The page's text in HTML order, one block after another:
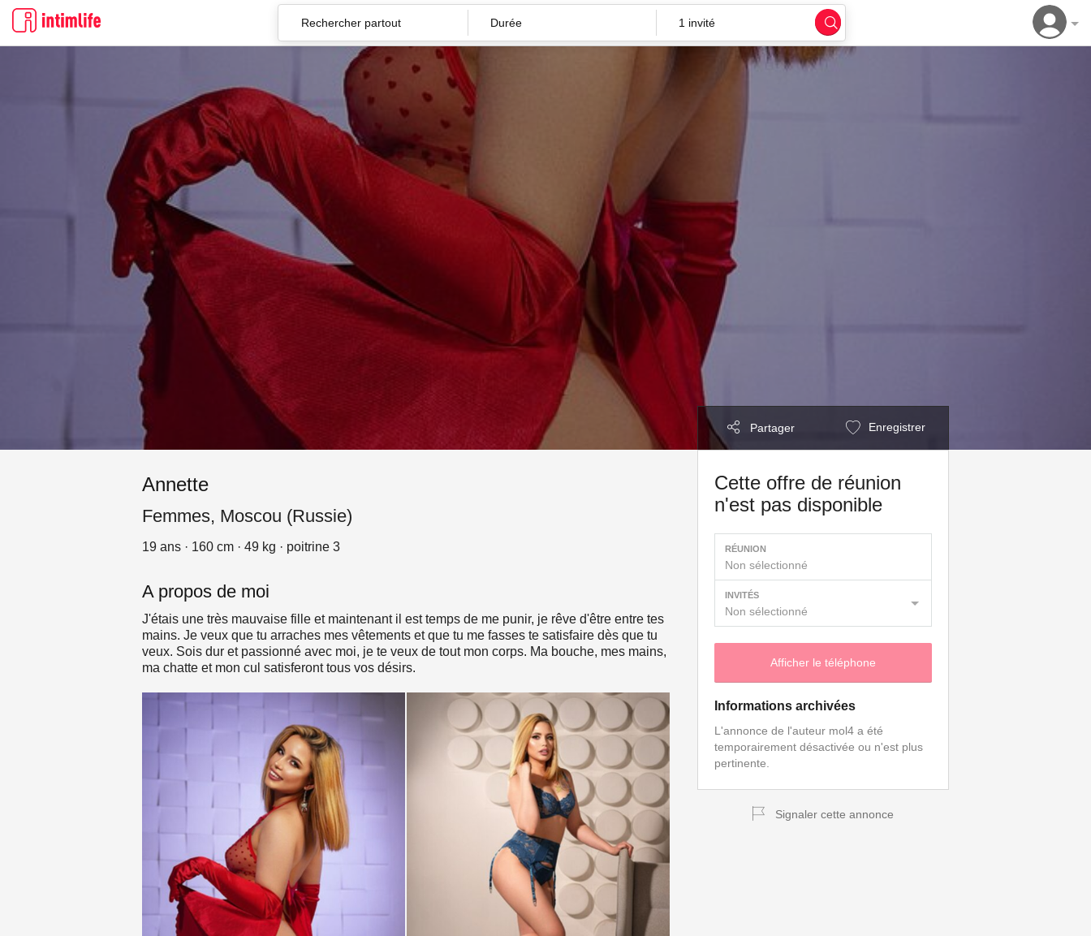
Durée 1 invité
Partager Enregistrer
Cette offre de réunion
n'est pas disponible
RÉUNION
Non sélectionné
INVITÉS
Non sélectionné
Afficher le téléphone
Informations archivées
L'annonce de l'auteur mol4 a été
temporairement désactivée ou n'est plus
pertinente.
Signaler cette annonce
Annette
Femmes, Moscou (Russie)
19 ans · 160 cm · 49 kg · poitrine 3
A propos de moi
J'étais une très mauvaise fille et maintenant il est temps de me punir, je rêve d'être entre tes
mains. Je veux que tu arraches mes vêtements et que tu me fasses te satisfaire dès que tu
veux. Sois dur et passionné avec moi, je te veux de tout mon corps. Ma bouche, mes mains,
ma chatte et mon cul satisferont tous vos désirs.